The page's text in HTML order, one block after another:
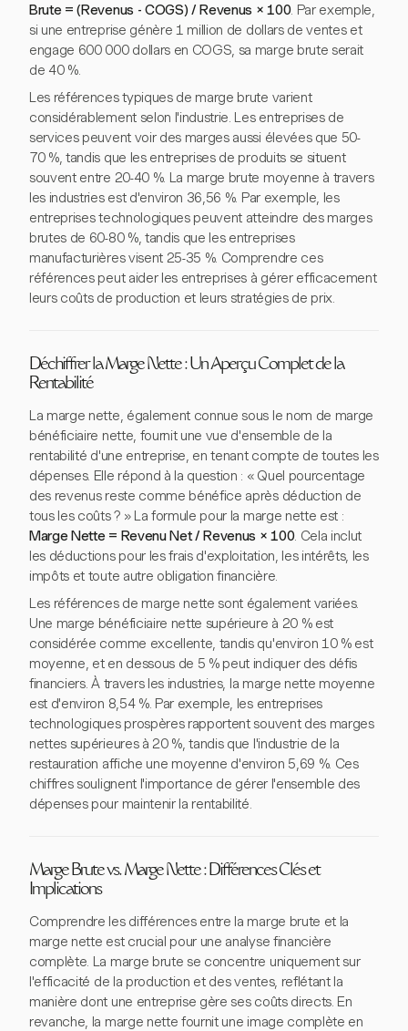
Brute = (Revenus - COGS) / Revenus × 100. Par exemple,
si une entreprise génère 1 million de dollars de ventes et
engage 600 000 dollars en COGS, sa marge brute serait
de 40 %.
Les références typiques de marge brute varient
considérablement selon l'industrie. Les entreprises de
services peuvent voir des marges aussi élevées que 50-
70 %, tandis que les entreprises de produits se situent
souvent entre 20-40 %. La marge brute moyenne à travers
les industries est d'environ 36,56 %. Par exemple, les
entreprises technologiques peuvent atteindre des marges
brutes de 60-80 %, tandis que les entreprises
manufacturières visent 25-35 %. Comprendre ces
références peut aider les entreprises à gérer efficacement
leurs coûts de production et leurs stratégies de prix.
Déchiffrer la Marge Nette : Un Aperçu Complet de la
Rentabilité
La marge nette, également connue sous le nom de marge
bénéficiaire nette, fournit une vue d'ensemble de la
rentabilité d'une entreprise, en tenant compte de toutes les
dépenses. Elle répond à la question : « Quel pourcentage
des revenus reste comme bénéfice après déduction de
tous les coûts ? » La formule pour la marge nette est :
Marge Nette = Revenu Net / Revenus × 100. Cela inclut
les déductions pour les frais d'exploitation, les intérêts, les
impôts et toute autre obligation financière.
Les références de marge nette sont également variées.
Une marge bénéficiaire nette supérieure à 20 % est
considérée comme excellente, tandis qu'environ 10 % est
moyenne, et en dessous de 5 % peut indiquer des défis
financiers. À travers les industries, la marge nette moyenne
est d'environ 8,54 %. Par exemple, les entreprises
technologiques prospères rapportent souvent des marges
nettes supérieures à 20 %, tandis que l'industrie de la
restauration affiche une moyenne d'environ 5,69 %. Ces
chiffres soulignent l'importance de gérer l'ensemble des
dépenses pour maintenir la rentabilité.
Marge Brute vs. Marge Nette : Différences Clés et
Implications
Comprendre les différences entre la marge brute et la
marge nette est crucial pour une analyse financière
complète. La marge brute se concentre uniquement sur
l'efficacité de la production et des ventes, reflétant la
manière dont une entreprise gère ses coûts directs. En
revanche, la marge nette fournit une image complète en